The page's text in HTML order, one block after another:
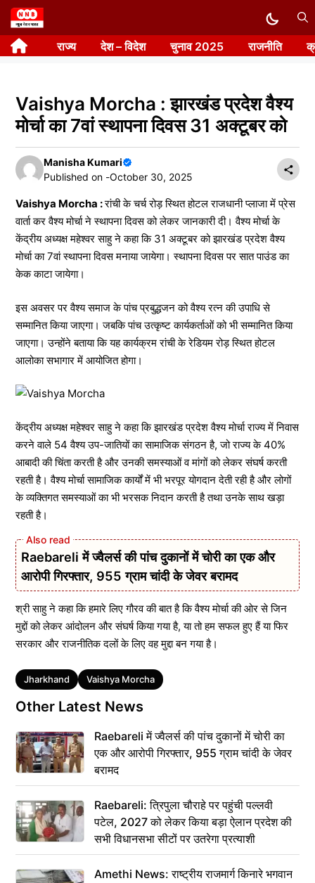
Skip
to
content राज्य देश – विदेश चुनाव 2025 राजनीति
Vaishya Morcha : झारखंड प्रदेश वैश्य
मोर्चा का 7वां स्थापना दिवस 31 अक्टूबर को
Manisha Kumari
Published on -October 30, 2025
Vaishya Morcha :रांची के चर्च रोड़ स्थित होटल राजधानी प्लाजा में प्रेस
वार्ता कर वैश्य मोर्चा ने स्थापना दिवस को लेकर जानकारी दी। वैश्य मोर्चा के
केंद्रीय अध्यक्ष महेश्वर साहु ने कहा कि 31 अक्टूबर को झारखंड प्रदेश वैश्य
मोर्चा का 7वां स्थापना दिवस मनाया जायेगा। स्थापना दिवस पर सात पाउंड का
केक काटा जायेगा।
इस अवसर पर वैश्य समाज के पांच प्रबुद्धजन को वैश्य रत्न की उपाधि से
सम्मानित किया जाएगा। जबकि पांच उत्कृष्ट कार्यकर्ताओं को भी सम्मानित किया
जाएगा। उन्होंने बताया कि यह कार्यक्रम रांची के रेडियम रोड़ स्थित होटल
आलोका सभागार में आयोजित होगा।
केंद्रीय अध्यक्ष महेश्वर साहु ने कहा कि झारखंड प्रदेश वैश्य मोर्चा राज्य में निवास
करने वाले 54 वैश्य उप-जातियों का सामाजिक संगठन है, जो राज्य के 40%
आबादी की चिंता करती है और उनकी समस्याओं व मांगों को लेकर संघर्ष करती
रहती है। वैश्य मोर्चा सामाजिक कार्यों में भी भरपूर योगदान देती रही है और लोगों
के व्यक्तिगत समस्याओं का भी भरसक निदान करती है तथा उनके साथ खड़ा
रहती है।
Raebareli में ज्वैलर्स की पांच दुकानों में चोरी का एक और
आरोपी गिरफ्तार, 955 ग्राम चांदी के जेवर बरामद
श्री साहु ने कहा कि हमारे लिए गौरव की बात है कि वैश्य मोर्चा की ओर से जिन
मुद्दों को लेकर आंदोलन और संघर्ष किया गया है, या तो हम सफल हुए हैं या फिर
सरकार और राजनीतिक दलों के लिए वह मुद्दा बन गया है।
Tags
Jharkhand Vaishya Morcha
Other Latest News
Raebareli में ज्वैलर्स की पांच दुकानों में चोरी का
एक और आरोपी गिरफ्तार, 955 ग्राम चांदी के जेवर
बरामद
Raebareli: त्रिपुला चौराहे पर पहुंची पल्लवी
पटेल, 2027 को लेकर किया बड़ा ऐलान प्रदेश की
सभी विधानसभा सीटों पर उतरेगा प्रत्याशी
Amethi News: राष्ट्रीय राजमार्ग किनारे भगवान